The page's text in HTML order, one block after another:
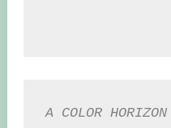
A COLOR